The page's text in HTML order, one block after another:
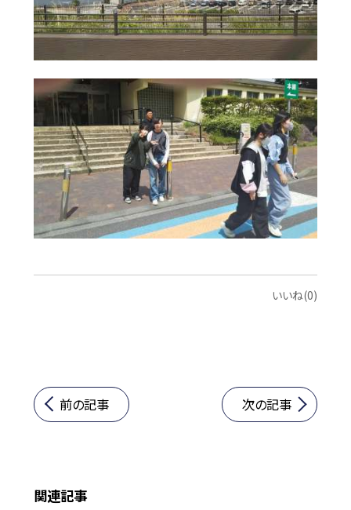
いいね(0)
前の記事 次の記事
関連記事